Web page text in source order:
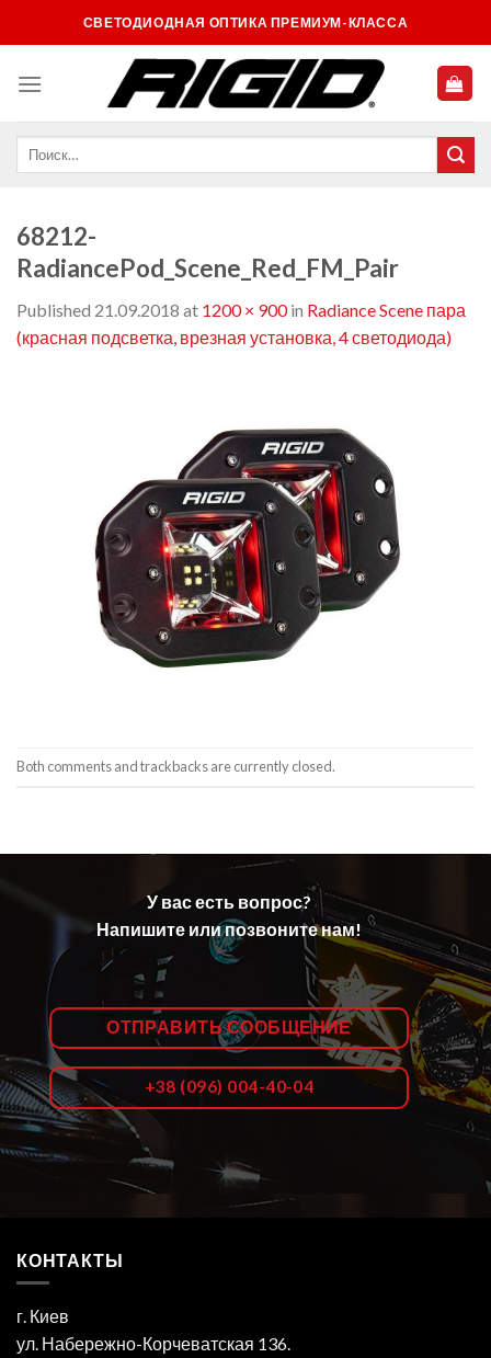
to
СВЕТОДИОДНАЯ ОПТИКА ПРЕМИУМ-КЛАССА
68212-
RadiancePod_Scene_Red_FM_Pair
Published 21.09.2018 at 1200 × 900in Radiance Scene пара
(красная подсветка, врезная установка, 4 светодиода)
Both comments and trackbacks are currently closed.
У вас есть вопрос?
Напишите или позвоните нам!
ОТПРАВИТЬ СООБЩЕНИЕ
+38 (096) 004-40-04
КОНТАКТЫ
г. Киев
ул. Набережно-Корчеватская 136.